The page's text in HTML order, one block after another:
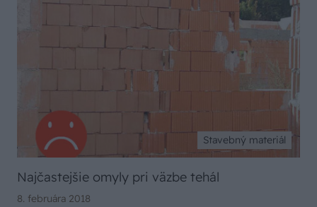
Stavebný materiál
Najčastejšie omyly pri väzbe tehál
8. februára 2018